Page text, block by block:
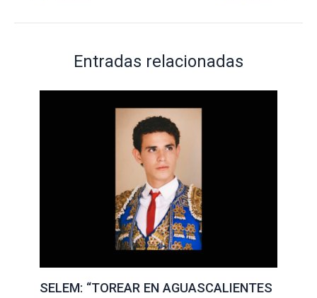
Entradas relacionadas
SELEM: “TOREAR EN AGUASCALIENTES